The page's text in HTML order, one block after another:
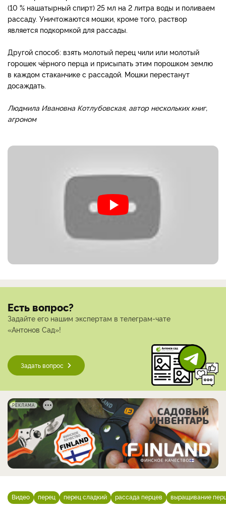
(10 % нашатырный спирт) 25 мл на 2 литра воды и поливаем
рассаду. Уничтожаются мошки, кроме того, раствор
является подкормкой для рассады.
Другой способ: взять молотый перец чили или молотый
горошек чёрного перца и присыпать этим порошком землю
в каждом стаканчике с рассадой. Мошки перестанут
досаждать.
Людмила Ивановна Котлубовская, автор нескольких книг,
агроном
Есть вопрос?
Задайте его нашим экспертам в телеграм-чате
«Антонов Сад»!
Задать вопрос
РЕКЛАМА
Видео перец перец сладкий рассада перцев выращивание